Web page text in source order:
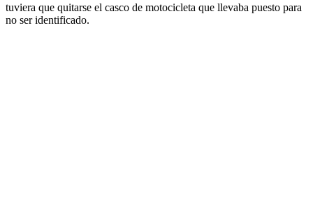
tuviera que quitarse el casco de motocicleta que llevaba puesto para
no ser identificado.